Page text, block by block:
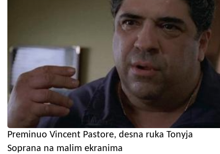
Preminuo Vincent Pastore, desna ruka Tonyja
Soprana na malim ekranima